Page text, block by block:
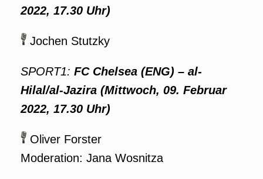
2022, 17.30 Uhr)
Jochen Stutzky
SPORT1: FC Chelsea (ENG) – al-
Hilal/al-Jazira (Mittwoch, 09. Februar
2022, 17.30 Uhr)
Oliver Forster
Moderation: Jana Wosnitza